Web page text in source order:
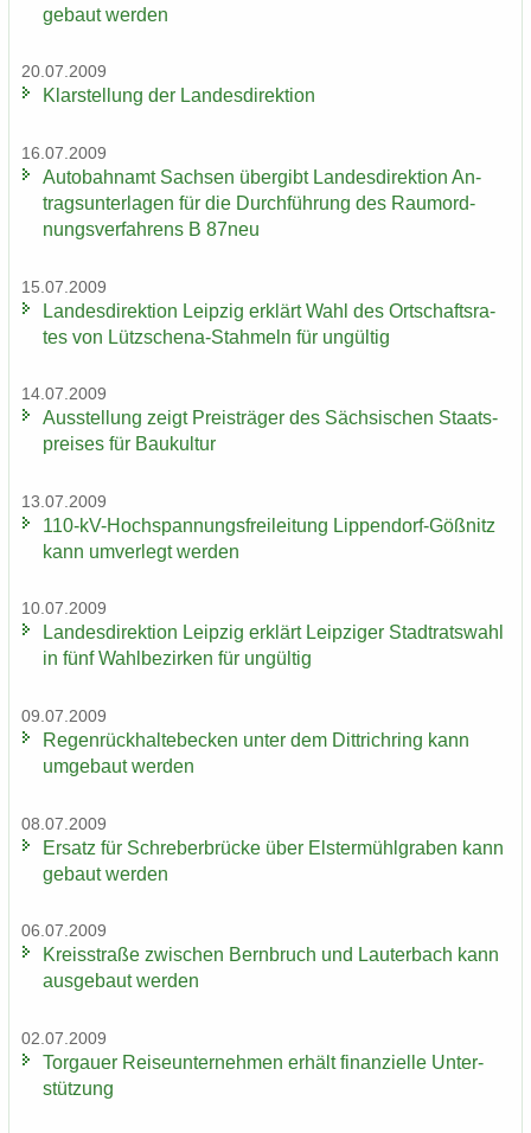
ge­baut wer­den
20.07.2009
Klar­stel­lung der Lan­des­di­rek­ti­on
16.07.2009
Au­to­bahn­amt Sach­sen über­gibt Lan­des­di­rek­ti­on An­
trags­un­ter­la­gen für die Durch­füh­rung des Raum­ord­
nungs­ver­fah­rens B 87neu
15.07.2009
Lan­des­di­rek­ti­on Leip­zig er­klärt Wahl des Ort­schafts­ra­
tes von Lützschena-​Stahmeln für un­gül­tig
14.07.2009
Aus­stel­lung zeigt Preis­trä­ger des Säch­si­schen Staats­
prei­ses für Bau­kul­tur
13.07.2009
110-​kV-Hochspannungsfreileitung Lippendorf-​Gößnitz
kann um­ver­legt wer­den
10.07.2009
Lan­des­di­rek­ti­on Leip­zig er­klärt Leip­zi­ger Stadt­rats­wahl
in fünf Wahl­be­zir­ken für un­gül­tig
09.07.2009
Re­gen­rück­hal­te­be­cken unter dem Dittrich­ring kann
um­ge­baut wer­den
08.07.2009
Er­satz für Schre­ber­brü­cke über Els­ter­mühl­gra­ben kann
ge­baut wer­den
06.07.2009
Kreis­stra­ße zwi­schen Bern­bruch und Lau­ter­bach kann
aus­ge­baut wer­den
02.07.2009
Tor­gau­er Rei­se­un­ter­neh­men er­hält fi­nan­zi­el­le Un­ter­
stüt­zung